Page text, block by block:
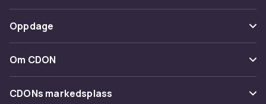
Spor pakke
Angre & returner her
Kontakt oss
Betaling
Levering
Tilbakekallinger
Oppdage
Kategorier
Varemerker
Om CDON
Om oss
CDONs markedsplass